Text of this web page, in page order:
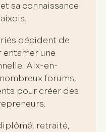
sa connaissance
décident de
une
Aix-en-
forums,
pour créer des
.
retraité,